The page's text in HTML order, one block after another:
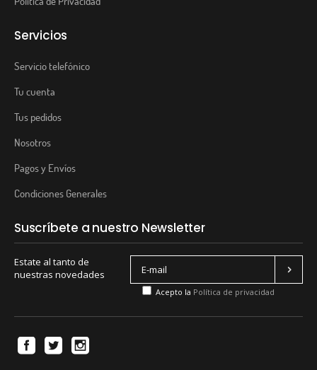
Servicios
Servicio telefónico
Tu cuenta
Tus pedidos
Nosotros
Pagos y Envíos
Condiciones Generales
Suscríbete a nuestro Newsletter
Estate al tanto de
nuestras novedades
Acepto la Política de privacidad